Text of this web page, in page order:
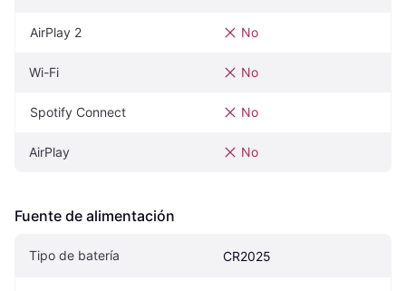
AirPlay 2 No
Wi-Fi No
Spotify Connect No
AirPlay No
Fuente de alimentación
Tipo de batería CR2025